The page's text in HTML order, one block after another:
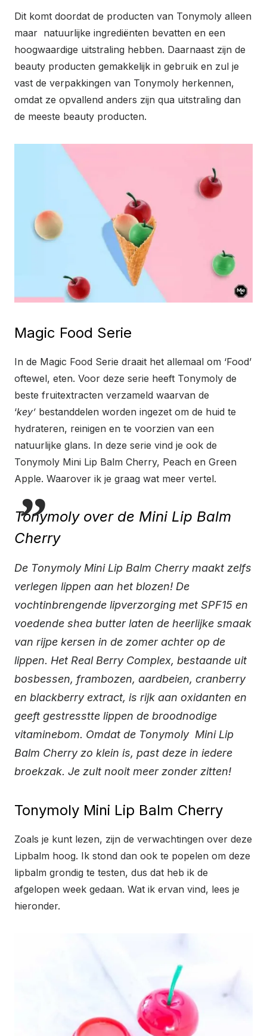
Dit komt doordat de producten van Tonymoly alleen
maar natuurlijke ingrediënten bevatten en een
hoogwaardige uitstraling hebben. Daarnaast zijn de
beauty producten gemakkelijk in gebruik en zul je
vast de verpakkingen van Tonymoly herkennen,
omdat ze opvallend anders zijn qua uitstraling dan
de meeste beauty producten.
Magic Food Serie
In de Magic Food Serie draait het allemaal om ‘Food’
oftewel, eten. Voor deze serie heeft Tonymoly de
beste fruitextracten verzameld waarvan de
‘key’ bestanddelen worden ingezet om de huid te
hydrateren, reinigen en te voorzien van een
natuurlijke glans. In deze serie vind je ook de
Tonymoly Mini Lip Balm Cherry, Peach en Green
Apple. Waarover ik je graag wat meer vertel.
Tonymoly over de Mini Lip Balm
Cherry
De Tonymoly Mini Lip Balm Cherry maakt zelfs
verlegen lippen aan het blozen! De
vochtinbrengende lipverzorging met SPF15 en
voedende shea butter laten de heerlijke smaak
van rijpe kersen in de zomer achter op de
lippen. Het Real Berry Complex, bestaande uit
bosbessen, frambozen, aardbeien, cranberry
en blackberry extract, is rijk aan oxidanten en
geeft gestresstte lippen de broodnodige
vitaminebom. Omdat de Tonymoly Mini Lip
Balm Cherry zo klein is, past deze in iedere
broekzak. Je zult nooit meer zonder zitten!
Tonymoly Mini Lip Balm Cherry
Zoals je kunt lezen, zijn de verwachtingen over deze
Lipbalm hoog. Ik stond dan ook te popelen om deze
lipbalm grondig te testen, dus dat heb ik de
afgelopen week gedaan. Wat ik ervan vind, lees je
hieronder.